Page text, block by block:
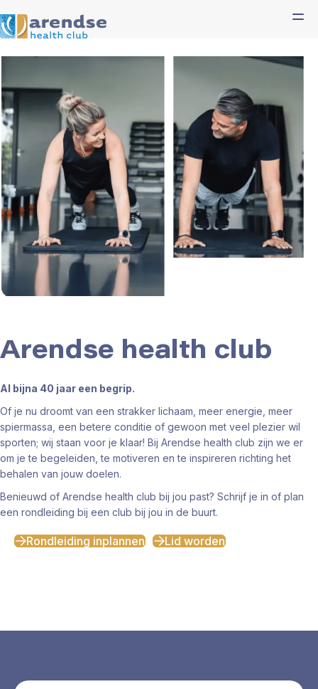
Arendse health club
Al bijna 40 jaar een begrip.
Of je nu droomt van een strakker lichaam, meer energie, meer
spiermassa, een betere conditie of gewoon met veel plezier wil
sporten; wij staan voor je klaar! Bij Arendse health club zijn we er
om je te begeleiden, te motiveren en te inspireren richting het
behalen van jouw doelen.
Benieuwd of Arendse health club bij jou past? Schrijf je in of plan
een rondleiding bij een club bij jou in de buurt.
Rondleiding inplannen Lid worden